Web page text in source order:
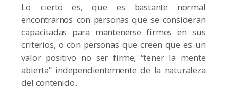
Lo cierto es, que es bastante normal
encontrarnos con personas que se consideran
capacitadas para mantenerse firmes en sus
criterios, o con personas que creen que es un
valor positivo no ser firme; “tener la mente
abierta” independientemente de la naturaleza
del contenido.